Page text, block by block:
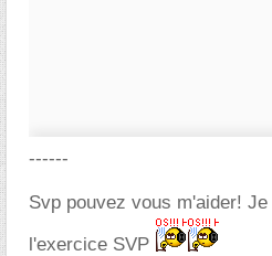
------
Svp pouvez vous m'aider!
l'exercice SVP